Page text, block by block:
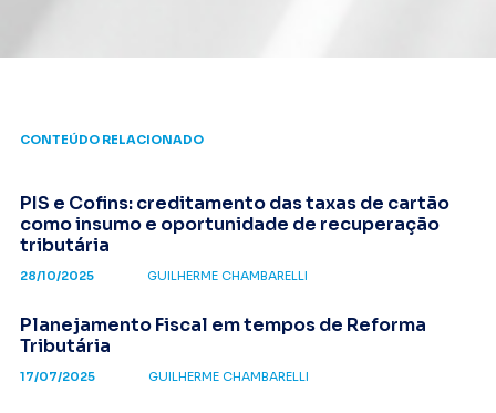
CONTEÚDO RELACIONADO
PIS e Cofins: creditamento das taxas de cartão
como insumo e oportunidade de recuperação
tributária
28/10/2025 GUILHERME CHAMBARELLI
Planejamento Fiscal em tempos de Reforma
Tributária
17/07/2025 GUILHERME CHAMBARELLI